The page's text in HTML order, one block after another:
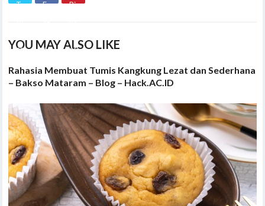
YOU MAY ALSO LIKE
Rahasia Membuat Tumis Kangkung Lezat dan Sederhana
– Bakso Mataram – Blog – Hack.AC.ID